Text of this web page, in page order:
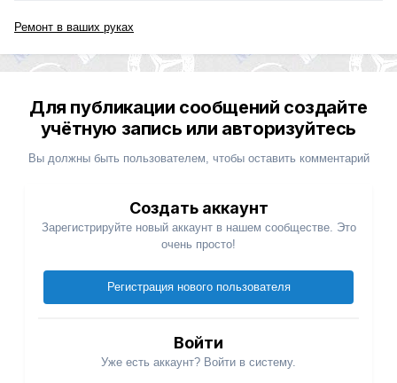
Ремонт в ваших руках
Для публикации сообщений создайте
учётную запись или авторизуйтесь
Вы должны быть пользователем, чтобы оставить комментарий
Создать аккаунт
Зарегистрируйте новый аккаунт в нашем сообществе. Это
очень просто!
Регистрация нового пользователя
Войти
Уже есть аккаунт? Войти в систему.